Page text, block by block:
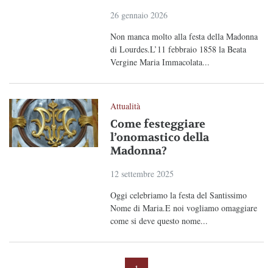
26 gennaio 2026
Non manca molto alla festa della Madonna
di Lourdes.L’11 febbraio 1858 la Beata
Vergine Maria Immacolata...
Attualità
Come festeggiare
l’onomastico della
Madonna?
12 settembre 2025
Oggi celebriamo la festa del Santissimo
Nome di Maria.E noi vogliamo omaggiare
come si deve questo nome...